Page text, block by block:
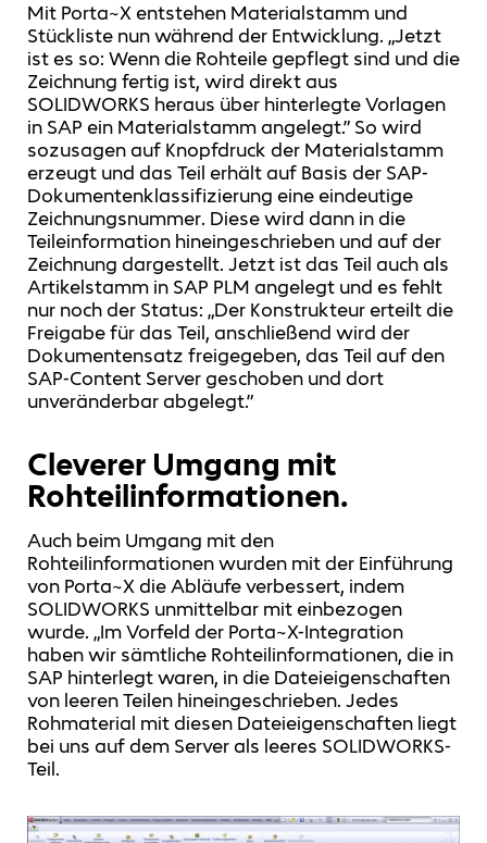
Mit Porta~X entstehen Materialstamm und
Stückliste nun während der Entwicklung. „Jetzt
ist es so: Wenn die Rohteile gepflegt sind und die
Zeichnung fertig ist, wird direkt aus
SOLIDWORKS heraus über hinterlegte Vorlagen
in SAP ein Materialstamm angelegt.” So wird
sozusagen auf Knopfdruck der Materialstamm
erzeugt und das Teil erhält auf Basis der SAP-
Dokumentenklassifizierung eine eindeutige
Zeichnungsnummer. Diese wird dann in die
Teileinformation hineingeschrieben und auf der
Zeichnung dargestellt. Jetzt ist das Teil auch als
Artikelstamm in SAP PLM angelegt und es fehlt
nur noch der Status: „Der Konstrukteur erteilt die
Freigabe für das Teil, anschließend wird der
Dokumentensatz freigegeben, das Teil auf den
SAP-Content Server geschoben und dort
unveränderbar abgelegt.”
Cleverer Umgang mit
Rohteilinformationen.
Auch beim Umgang mit den
Rohteilinformationen wurden mit der Einführung
von Porta~X die Abläufe verbessert, indem
SOLIDWORKS unmittelbar mit einbezogen
wurde. „Im Vorfeld der Porta~X-Integration
haben wir sämtliche Rohteilinformationen, die in
SAP hinterlegt waren, in die Dateieigenschaften
von leeren Teilen hineingeschrieben. Jedes
Rohmaterial mit diesen Dateieigenschaften liegt
bei uns auf dem Server als leeres SOLIDWORKS-
Teil.